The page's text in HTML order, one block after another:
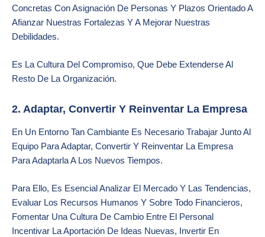
Concretas Con Asignación De Personas Y Plazos Orientado A
Afianzar Nuestras Fortalezas Y A Mejorar Nuestras
Debilidades.
Es La Cultura Del Compromiso, Que Debe Extenderse Al
Resto De La Organización.
2. Adaptar, Convertir Y Reinventar La Empresa
En Un Entorno Tan Cambiante Es Necesario Trabajar Junto Al
Equipo Para Adaptar, Convertir Y Reinventar La Empresa
Para Adaptarla A Los Nuevos Tiempos.
Para Ello, Es Esencial Analizar El Mercado Y Las Tendencias,
Evaluar Los Recursos Humanos Y Sobre Todo Financieros,
Fomentar Una Cultura De Cambio Entre El Personal
Incentivar La Aportación De Ideas Nuevas, Invertir En